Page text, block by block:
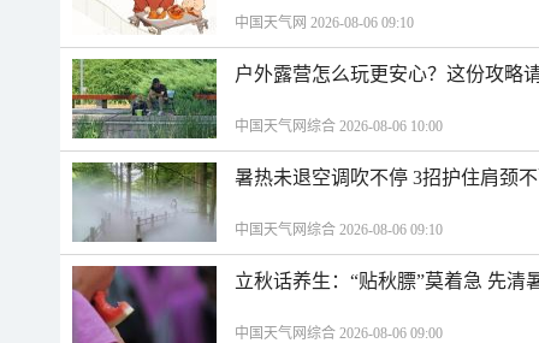
中国天气网 2026-08-06 09:10
户外露营怎么玩更安心？这份攻略
中国天气网综合 2026-08-06 10:00
暑热未退空调吹不停 3招护住肩颈
中国天气网综合 2026-08-06 09:10
立秋话养生：“贴秋膘”莫着急 先清
中国天气网综合 2026-08-06 09:00